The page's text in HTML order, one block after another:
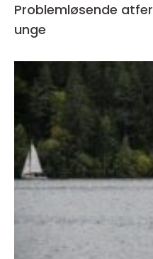
Problemløsende
unge